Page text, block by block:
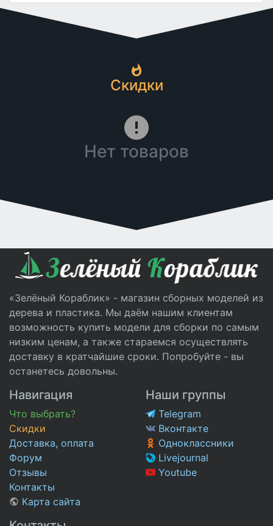
Скидки
Нет товаров
«Зелёный Кораблик» - магазин сборных моделей из
дерева и пластика. Мы даём нашим клиентам
возможность купить модели для сборки по самым
низким ценам, а также стараемся осуществлять
доставку в кратчайшие сроки. Попробуйте - вы
останетесь довольны.
Навигация
Что выбрать?
Скидки
Доставка, оплата
Форум
Отзывы
Контакты
Карта сайта
Наши группы
Telegram
Вконтакте
Одноклассники
Livejournal
Youtube